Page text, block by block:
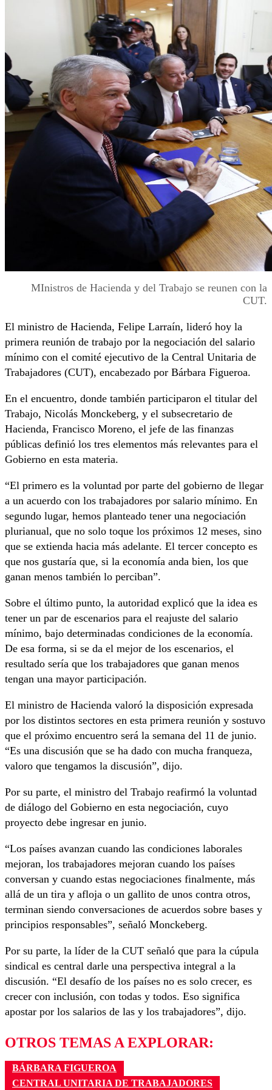
MInistros de Hacienda y del Trabajo se reunen con la
CUT.
El ministro de Hacienda, Felipe Larraín, lideró hoy la
primera reunión de trabajo por la negociación del salario
mínimo con el comité ejecutivo de la Central Unitaria de
Trabajadores (CUT), encabezado por Bárbara Figueroa.
En el encuentro, donde también participaron el titular del
Trabajo, Nicolás Monckeberg, y el subsecretario de
Hacienda, Francisco Moreno, el jefe de las finanzas
públicas definió los tres elementos más relevantes para el
Gobierno en esta materia.
“El primero es la voluntad por parte del gobierno de llegar
a un acuerdo con los trabajadores por salario mínimo. En
segundo lugar, hemos planteado tener una negociación
plurianual, que no solo toque los próximos 12 meses, sino
que se extienda hacia más adelante. El tercer concepto es
que nos gustaría que, si la economía anda bien, los que
ganan menos también lo perciban”.
Sobre el último punto, la autoridad explicó que la idea es
tener un par de escenarios para el reajuste del salario
mínimo, bajo determinadas condiciones de la economía.
De esa forma, si se da el mejor de los escenarios, el
resultado sería que los trabajadores que ganan menos
tengan una mayor participación.
El ministro de Hacienda valoró la disposición expresada
por los distintos sectores en esta primera reunión y sostuvo
que el próximo encuentro será la semana del 11 de junio.
“Es una discusión que se ha dado con mucha franqueza,
valoro que tengamos la discusión”, dijo.
Por su parte, el ministro del Trabajo reafirmó la voluntad
de diálogo del Gobierno en esta negociación, cuyo
proyecto debe ingresar en junio.
“Los países avanzan cuando las condiciones laborales
mejoran, los trabajadores mejoran cuando los países
conversan y cuando estas negociaciones finalmente, más
allá de un tira y afloja o un gallito de unos contra otros,
terminan siendo conversaciones de acuerdos sobre bases y
principios responsables”, señaló Monckeberg.
Por su parte, la líder de la CUT señaló que para la cúpula
sindical es central darle una perspectiva integral a la
discusión. “El desafío de los países no es solo crecer, es
crecer con inclusión, con todas y todos. Eso significa
apostar por los salarios de las y los trabajadores”, dijo.
OTROS TEMAS A EXPLORAR:
BÁRBARA FIGUEROA
CENTRAL UNITARIA DE TRABAJADORES